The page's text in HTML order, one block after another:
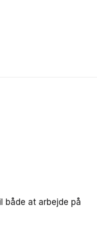
både at arbejde på